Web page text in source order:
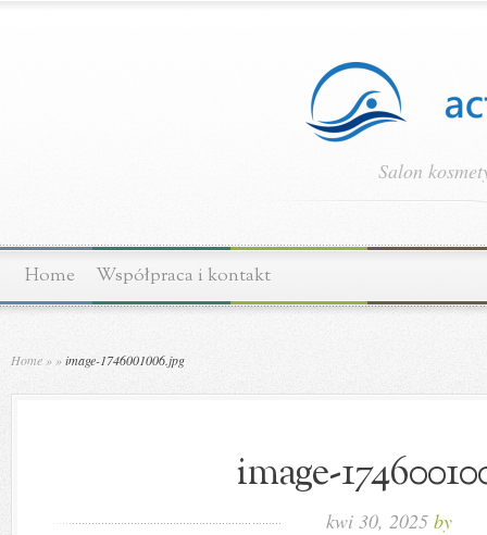
Salon
Home Współpraca i kontakt
Home » »image-1746001006.jpg
image-
kwi 30, 2025 by